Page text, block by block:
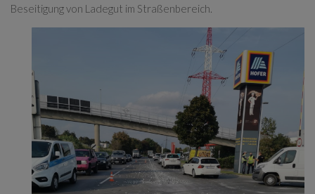
Beseitigung von Ladegut im Straßenbereich.